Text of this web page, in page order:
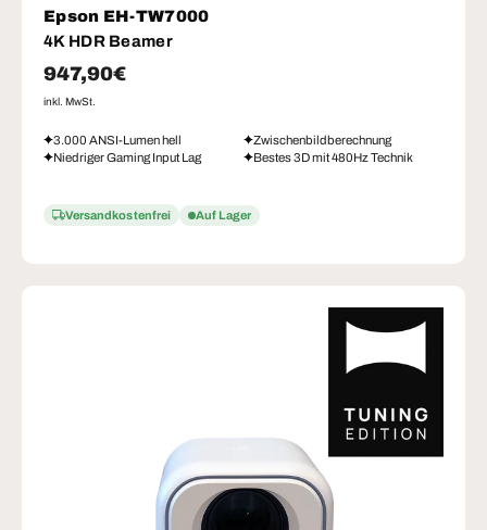
Epson EH-TW7000
4K HDR Beamer
Normaler Preis
947,90€
inkl. MwSt.
3.000 ANSI-Lumen hell
Zwischenbildberechnung
Niedriger Gaming Input Lag
Bestes 3D mit 480Hz Technik
Versandkostenfrei Auf Lager